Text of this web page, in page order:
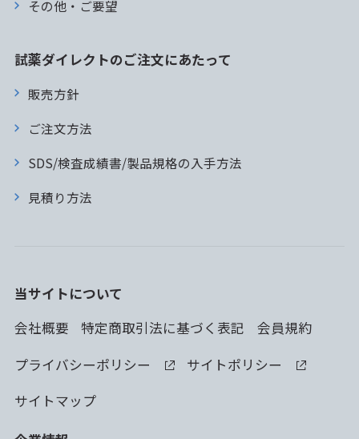
その他・ご要望
試薬ダイレクトのご注文にあたって
販売方針
ご注文方法
SDS/検査成績書/製品規格の入手方法
見積り方法
当サイトについて
会社概要
特定商取引法に基づく表記
会員規約
プライバシーポリシー
サイトポリシー
サイトマップ